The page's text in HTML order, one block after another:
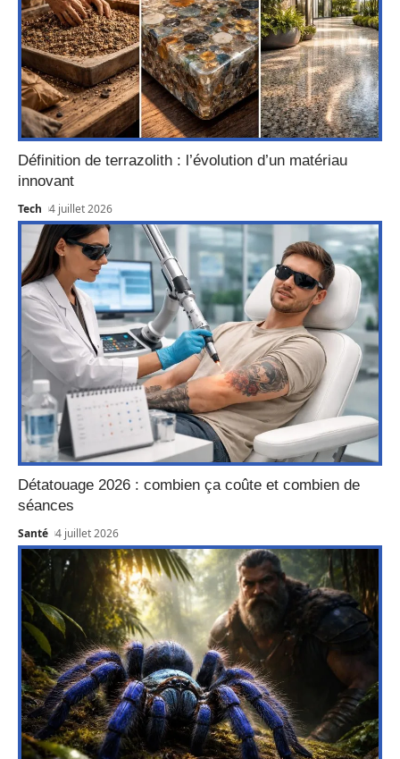
Définition de terrazolith : l’évolution d’un matériau
innovant
Tech 4 juillet 2026
Détatouage 2026 : combien ça coûte et combien de
séances
Santé 4 juillet 2026